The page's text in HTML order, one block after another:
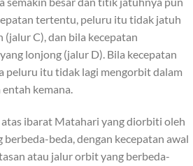
tertentu, peluru itu tidak jatuh
C), dan bila kecepatan
lonjong (jalur D). Bila kecepatan
peluru itu tidak lagi mengorbit dalam
kemana.
ibarat Matahari yang diorbiti oleh
beda, dengan kecepatan awal
atau jalur orbit yang berbeda-